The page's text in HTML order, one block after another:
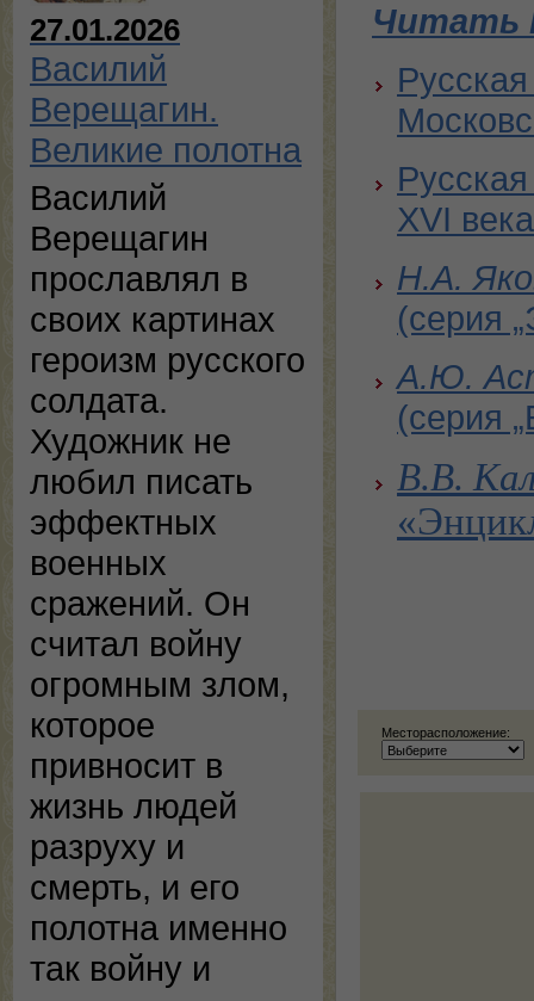
27.01.2026
Василий
Верещагин.
Великие полотна
Василий
Верещагин
прославлял в
своих картинах
героизм русского
солдата.
Художник не
любил писать
эффектных
военных
сражений. Он
считал войну
огромным злом,
которое
привносит в
жизнь людей
разруху и
смерть, и его
полотна именно
так войну и
Читать
XVI
Н.А.
(серия
А.Ю.
(серия
В.В.
Месторасположение: